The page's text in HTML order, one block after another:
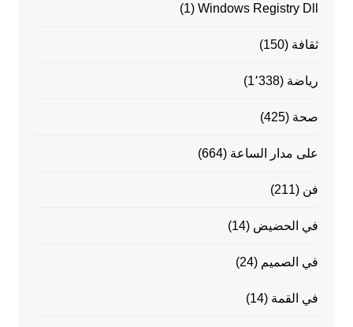
Windows Registry Dll
(1)
ثقافة (150)
رياضة (1٬338)
صحة (425)
على مدار الساعة (664)
فن (211)
في الحضيض (14)
في الصميم (24)
في القمة (14)